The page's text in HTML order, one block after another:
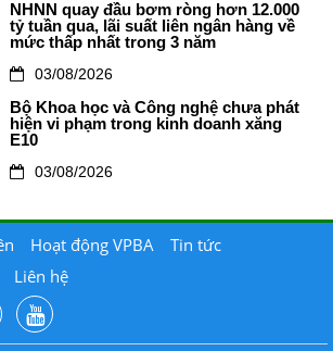
NHNN quay đầu bơm ròng hơn 12.000
tỷ tuần qua, lãi suất liên ngân hàng về
mức thấp nhất trong 3 năm
03/08/2026
Bộ Khoa học và Công nghệ chưa phát
hiện vi phạm trong kinh doanh xăng
E10
03/08/2026
Hoạt động VPBA
Tin tức
Liên hệ